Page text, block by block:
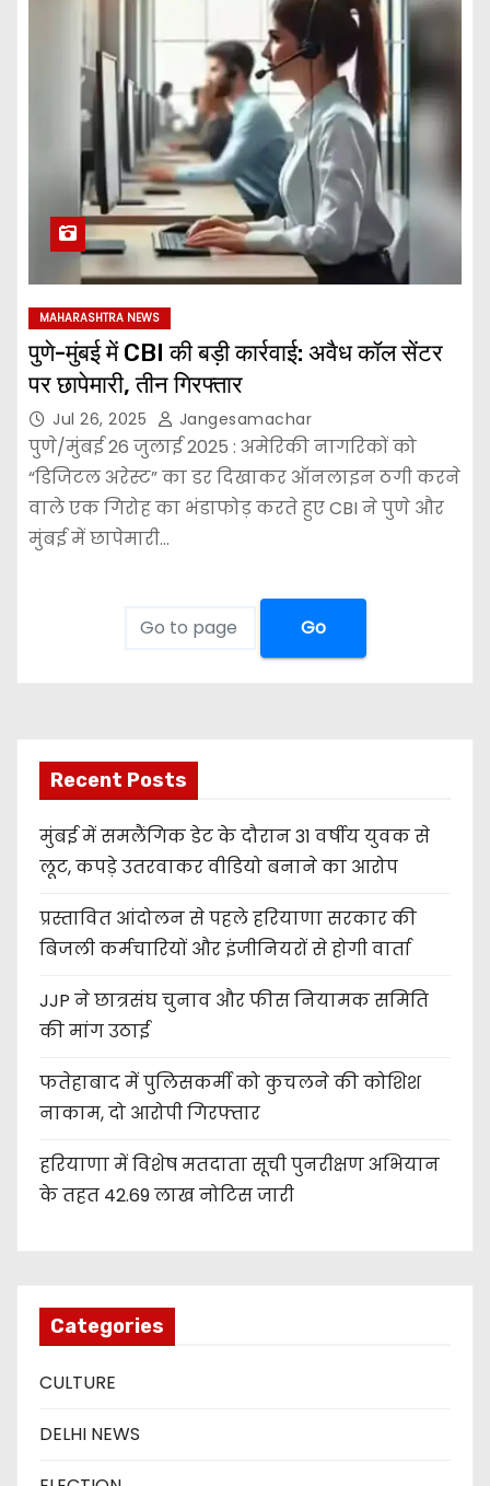
MAHARASHTRA NEWS
पुणे-मुंबई में CBI की बड़ी कार्रवाई: अवैध कॉल सेंटर
पर छापेमारी, तीन गिरफ्तार
Jul 26, 2025 Jangesamachar
पुणे/मुंबई 26 जुलाई 2025 : अमेरिकी नागरिकों को
“डिजिटल अरेस्ट” का डर दिखाकर ऑनलाइन ठगी करने
वाले एक गिरोह का भंडाफोड़ करते हुए CBI ने पुणे और
मुंबई में छापेमारी…
Go
Recent Posts
मुंबई में समलैंगिक डेट के दौरान 31 वर्षीय युवक से
लूट, कपड़े उतरवाकर वीडियो बनाने का आरोप
प्रस्तावित आंदोलन से पहले हरियाणा सरकार की
बिजली कर्मचारियों और इंजीनियरों से होगी वार्ता
JJP ने छात्रसंघ चुनाव और फीस नियामक समिति
की मांग उठाई
फतेहाबाद में पुलिसकर्मी को कुचलने की कोशिश
नाकाम, दो आरोपी गिरफ्तार
हरियाणा में विशेष मतदाता सूची पुनरीक्षण अभियान
के तहत 42.69 लाख नोटिस जारी
Categories
CULTURE
DELHI NEWS